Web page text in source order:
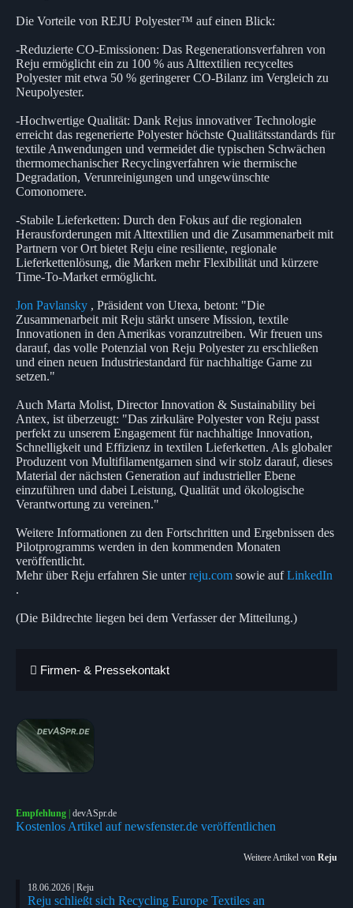
Die Vorteile von REJU Polyester™ auf einen Blick:
-Reduzierte CO-Emissionen: Das Regenerationsverfahren von
Reju ermöglicht ein zu 100 % aus Alttextilien recyceltes
Polyester mit etwa 50 % geringerer CO-Bilanz im Vergleich zu
Neupolyester.
-Hochwertige Qualität: Dank Rejus innovativer Technologie
erreicht das regenerierte Polyester höchste Qualitätsstandards für
textile Anwendungen und vermeidet die typischen Schwächen
thermomechanischer Recyclingverfahren wie thermische
Degradation, Verunreinigungen und ungewünschte
Comonomere.
-Stabile Lieferketten: Durch den Fokus auf die regionalen
Herausforderungen mit Alttextilien und die Zusammenarbeit mit
Partnern vor Ort bietet Reju eine resiliente, regionale
Lieferkettenlösung, die Marken mehr Flexibilität und kürzere
Time-To-Market ermöglicht.
Jon Pavlansky , Präsident von Utexa, betont: "Die
Zusammenarbeit mit Reju stärkt unsere Mission, textile
Innovationen in den Amerikas voranzutreiben. Wir freuen uns
darauf, das volle Potenzial von Reju Polyester zu erschließen
und einen neuen Industriestandard für nachhaltige Garne zu
setzen."
Auch Marta Molist, Director Innovation & Sustainability bei
Antex, ist überzeugt: "Das zirkuläre Polyester von Reju passt
perfekt zu unserem Engagement für nachhaltige Innovation,
Schnelligkeit und Effizienz in textilen Lieferketten. Als globaler
Produzent von Multifilamentgarnen sind wir stolz darauf, dieses
Material der nächsten Generation auf industrieller Ebene
einzuführen und dabei Leistung, Qualität und ökologische
Verantwortung zu vereinen."
Weitere Informationen zu den Fortschritten und Ergebnissen des
Pilotprogramms werden in den kommenden Monaten
veröffentlicht.
Mehr über Reju erfahren Sie unterreju.com sowie aufLinkedIn
.
(Die Bildrechte liegen bei dem Verfasser der Mitteilung.)
Firmen- & Pressekontakt
Empfehlung | devASpr.de
Kostenlos Artikel auf newsfenster.de veröffentlichen
Weitere Artikel von Reju
18.06.2026 | Reju
Reju schließt sich Recycling Europe Textiles an